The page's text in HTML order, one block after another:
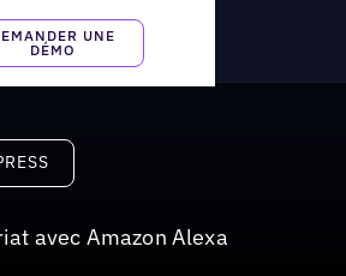
UNE
DÉMO
& Press
avec Amazon Alexa